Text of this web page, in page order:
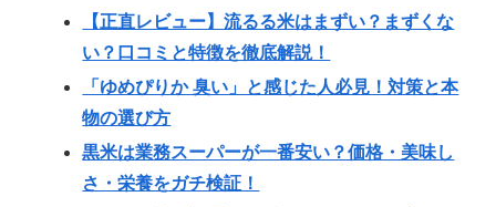
【正直レビュー】流るる米はまずい？まずくな
い？口コミと特徴を徹底解説！
「ゆめぴりか 臭い」と感じた人必見！対策と本
物の選び方
黒米は業務スーパーが一番安い？価格・美味し
さ・栄養をガチ検証！